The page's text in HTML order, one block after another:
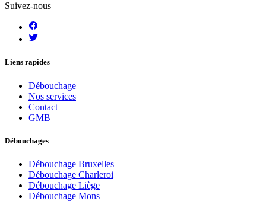
Suivez-nous
Liens rapides
Débouchage
Nos services
Contact
GMB
Débouchages
Débouchage Bruxelles
Débouchage Charleroi
Débouchage Liège
Débouchage Mons